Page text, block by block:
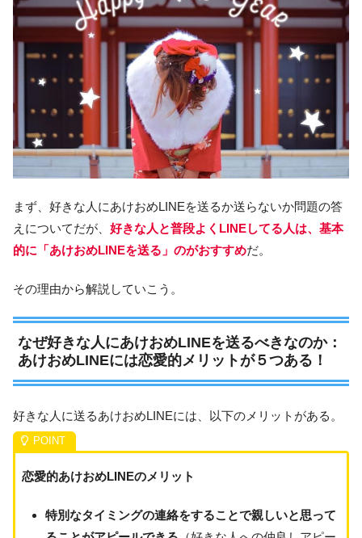
まず、好きな人にあけおめLINEを送るか送らないか問題の答
えについてだが、 好きな人と普段よくLINEしてる人は、基本
的に「あけおめLINEを送る」のがおすすめだ。
その理由から解説していこう。
なぜ好きな人にあけおめLINEを送るべきなのか：
あけおめLINEには恋愛的メリットが５つある！
好きな人に送るあけおめLINEには、以下のメリットがある。
恋愛的あけおめLINEのメリット
特別なタイミングの連絡をすることで親しいと思って